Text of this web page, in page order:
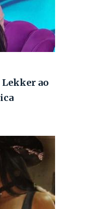
Lekker ao